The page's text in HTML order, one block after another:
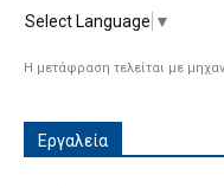
Select Language ▼
Η μετάφραση τελείται με
Εργαλεία